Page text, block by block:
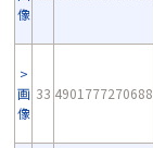
像
画
像
33 4901777270688